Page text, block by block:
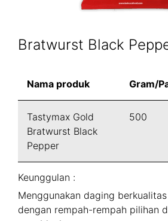
Bratwurst Black
Nama produk Gram/
Tastymax Gold
Bratwurst Black
Pepper
500
Keunggulan :
Menggunakan daging
dengan rempah-rempah pilihan